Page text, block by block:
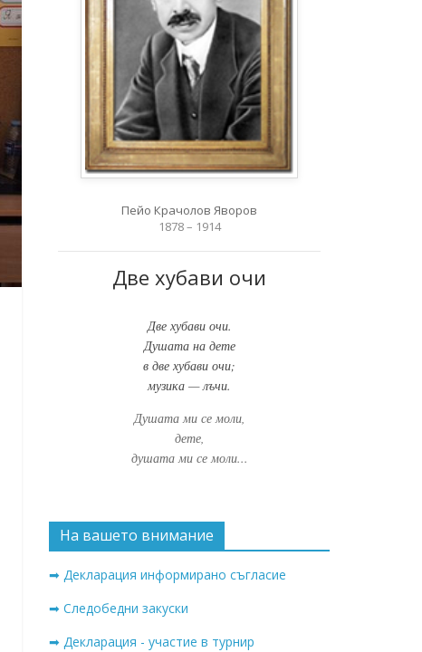
Пейо Крачолов Яворов
1878 – 1914
Две хубави очи
Две хубави очи.
Душата на дете
в две хубави очи;
музика — лъчи.
Душата ми се моли,
дете,
душата ми се моли...
На вашето внимание
➡ Декларация информирано съгласие
➡ Следобедни закуски
➡ Декларация - участие в турнир